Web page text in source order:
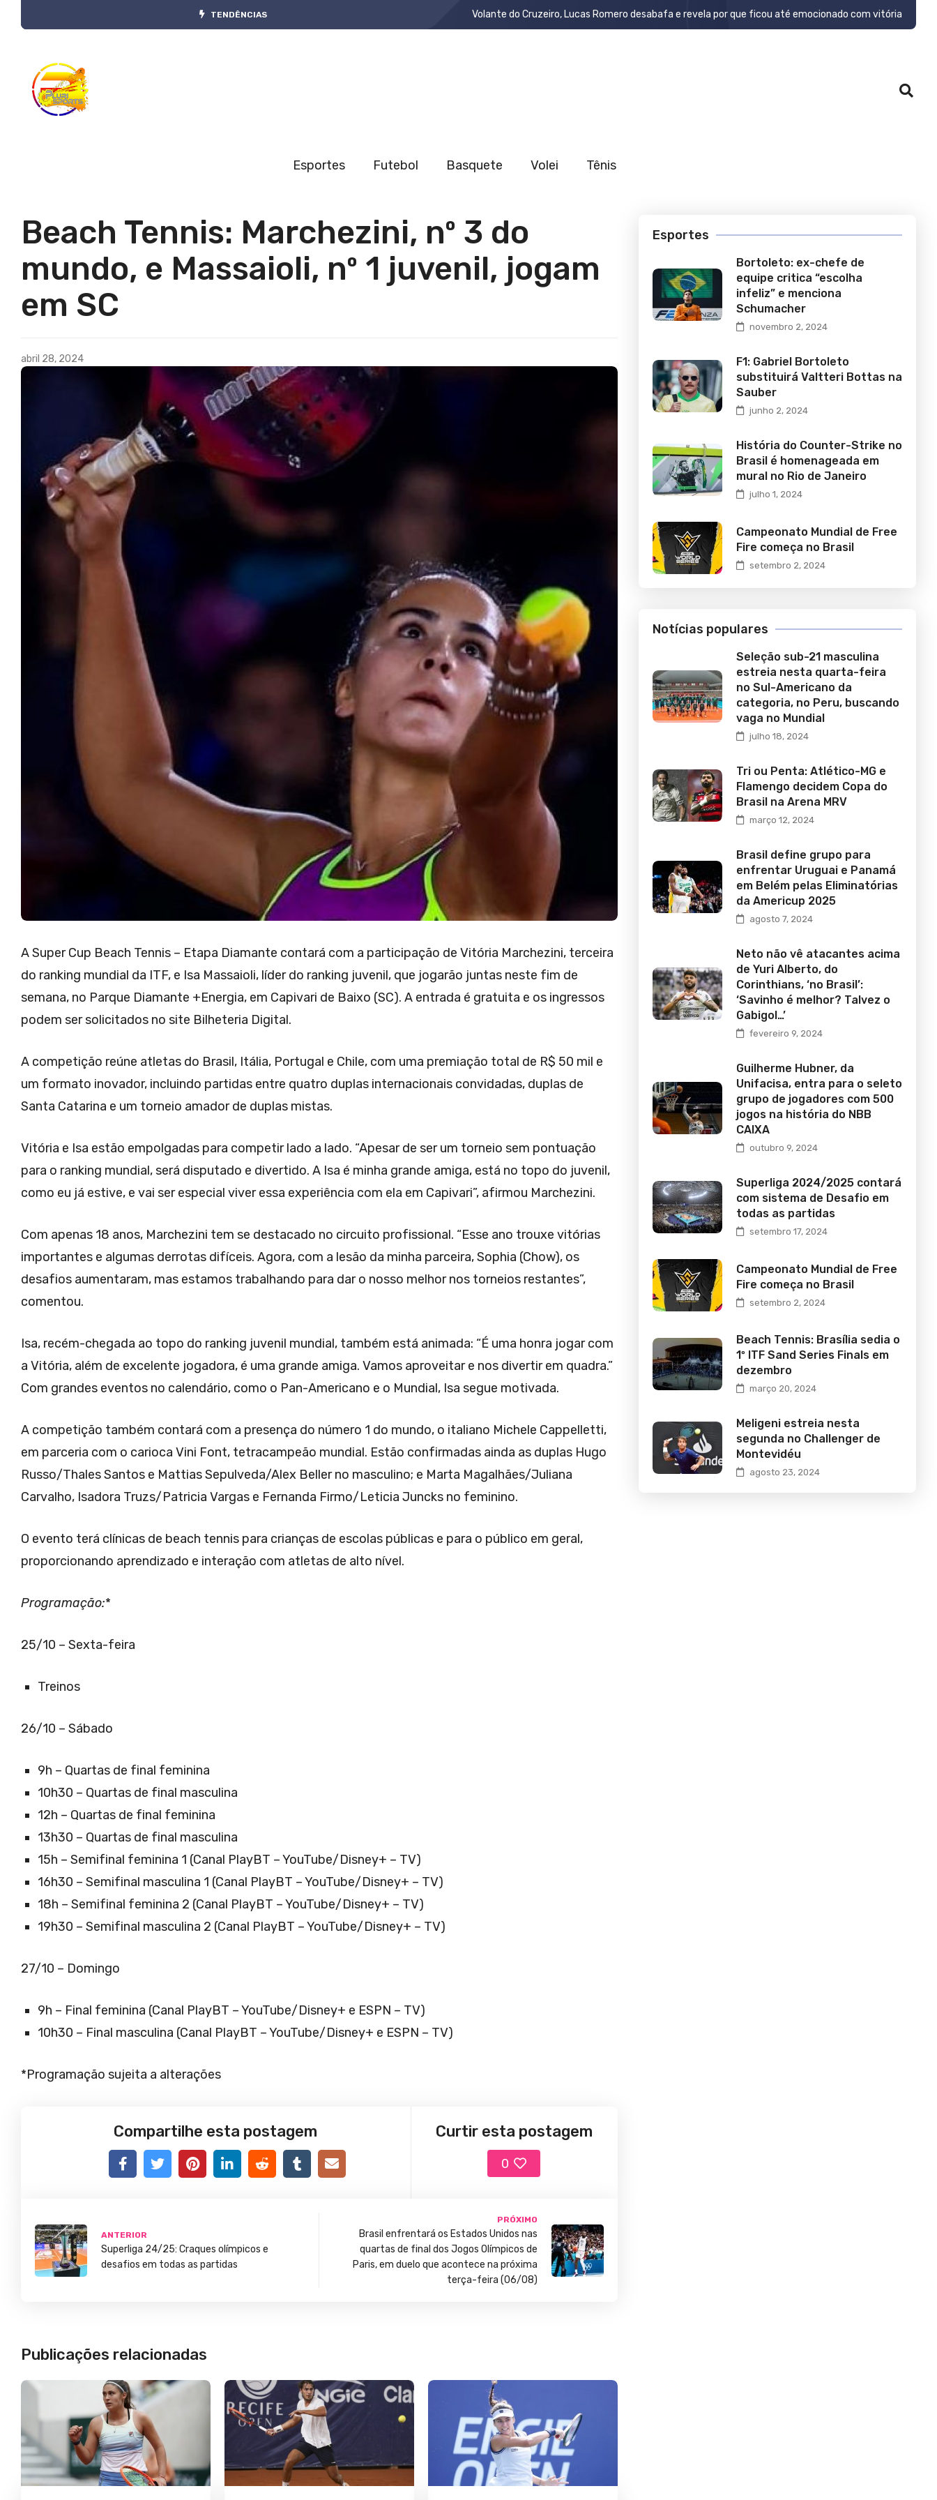
TENDÊNCIAS Volante do Cruzeiro, Lucas Romero desabafa e revela por que ficou até emocionado com vitória
Esportes Futebol Basquete Volei Tênis
Beach Tennis: Marchezini, nº 3 do
mundo, e Massaioli, nº 1 juvenil, jogam
em SC
abril 28, 2024
A Super Cup Beach Tennis – Etapa Diamante contará com a participação de Vitória Marchezini, terceira
do ranking mundial da ITF, e Isa Massaioli, líder do ranking juvenil, que jogarão juntas neste fim de
semana, no Parque Diamante +Energia, em Capivari de Baixo (SC). A entrada é gratuita e os ingressos
podem ser solicitados no site Bilheteria Digital.
A competição reúne atletas do Brasil, Itália, Portugal e Chile, com uma premiação total de R$ 50 mil e
um formato inovador, incluindo partidas entre quatro duplas internacionais convidadas, duplas de
Santa Catarina e um torneio amador de duplas mistas.
Vitória e Isa estão empolgadas para competir lado a lado. “Apesar de ser um torneio sem pontuação
para o ranking mundial, será disputado e divertido. A Isa é minha grande amiga, está no topo do juvenil,
como eu já estive, e vai ser especial viver essa experiência com ela em Capivari”, afirmou Marchezini.
Com apenas 18 anos, Marchezini tem se destacado no circuito profissional. “Esse ano trouxe vitórias
importantes e algumas derrotas difíceis. Agora, com a lesão da minha parceira, Sophia (Chow), os
desafios aumentaram, mas estamos trabalhando para dar o nosso melhor nos torneios restantes”,
comentou.
Isa, recém-chegada ao topo do ranking juvenil mundial, também está animada: “É uma honra jogar com
a Vitória, além de excelente jogadora, é uma grande amiga. Vamos aproveitar e nos divertir em quadra.”
Com grandes eventos no calendário, como o Pan-Americano e o Mundial, Isa segue motivada.
A competição também contará com a presença do número 1 do mundo, o italiano Michele Cappelletti,
em parceria com o carioca Vini Font, tetracampeão mundial. Estão confirmadas ainda as duplas Hugo
Russo/Thales Santos e Mattias Sepulveda/Alex Beller no masculino; e Marta Magalhães/Juliana
Carvalho, Isadora Truzs/Patricia Vargas e Fernanda Firmo/Leticia Juncks no feminino.
O evento terá clínicas de beach tennis para crianças de escolas públicas e para o público em geral,
proporcionando aprendizado e interação com atletas de alto nível.
Programação:*
25/10 – Sexta-feira
Treinos
26/10 – Sábado
9h – Quartas de final feminina
10h30 – Quartas de final masculina
12h – Quartas de final feminina
13h30 – Quartas de final masculina
15h – Semifinal feminina 1 (Canal PlayBT – YouTube/Disney+ – TV)
16h30 – Semifinal masculina 1 (Canal PlayBT – YouTube/Disney+ – TV)
18h – Semifinal feminina 2 (Canal PlayBT – YouTube/Disney+ – TV)
19h30 – Semifinal masculina 2 (Canal PlayBT – YouTube/Disney+ – TV)
27/10 – Domingo
9h – Final feminina (Canal PlayBT – YouTube/Disney+ e ESPN – TV)
10h30 – Final masculina (Canal PlayBT – YouTube/Disney+ e ESPN – TV)
*Programação sujeita a alterações
Compartilhe esta postagem Curtir esta postagem
0
ANTERIOR
Superliga 24/25: Craques olímpicos e
desafios em todas as partidas
PRÓXIMO
Brasil enfrentará os Estados Unidos nas
quartas de final dos Jogos Olímpicos de
Paris, em duelo que acontece na próxima
terça-feira (06/08)
Publicações relacionadas
Esportes
Bortoleto: ex-chefe de
equipe critica “escolha
infeliz” e menciona
Schumacher
novembro 2, 2024
F1: Gabriel Bortoleto
substituirá Valtteri Bottas na
Sauber
junho 2, 2024
História do Counter-Strike no
Brasil é homenageada em
mural no Rio de Janeiro
julho 1, 2024
Campeonato Mundial de Free
Fire começa no Brasil
setembro 2, 2024
Notícias populares
Seleção sub-21 masculina
estreia nesta quarta-feira
no Sul-Americano da
categoria, no Peru, buscando
vaga no Mundial
julho 18, 2024
Tri ou Penta: Atlético-MG e
Flamengo decidem Copa do
Brasil na Arena MRV
março 12, 2024
Brasil define grupo para
enfrentar Uruguai e Panamá
em Belém pelas Eliminatórias
da Americup 2025
agosto 7, 2024
Neto não vê atacantes acima
de Yuri Alberto, do
Corinthians, ‘no Brasil’:
‘Savinho é melhor? Talvez o
Gabigol…’
fevereiro 9, 2024
Guilherme Hubner, da
Unifacisa, entra para o seleto
grupo de jogadores com 500
jogos na história do NBB
CAIXA
outubro 9, 2024
Superliga 2024/2025 contará
com sistema de Desafio em
todas as partidas
setembro 17, 2024
Campeonato Mundial de Free
Fire começa no Brasil
setembro 2, 2024
Beach Tennis: Brasília sedia o
1º ITF Sand Series Finals em
dezembro
março 20, 2024
Meligeni estreia nesta
segunda no Challenger de
Montevidéu
agosto 23, 2024